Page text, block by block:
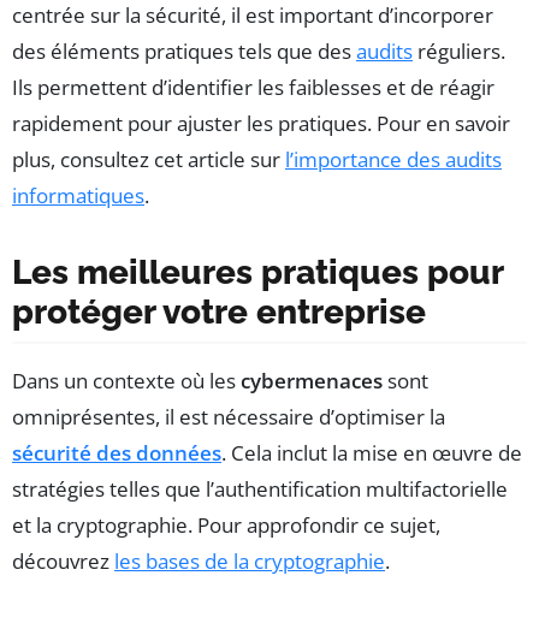
centrée sur la sécurité, il est important d’incorporer
des éléments pratiques tels que desaudits réguliers.
Ils permettent d’identifier les faiblesses et de réagir
rapidement pour ajuster les pratiques. Pour en savoir
plus, consultez cet article sur l’importance des audits
informatiques.
Les meilleures pratiques pour
protéger votre entreprise
Dans un contexte où lescybermenacessont
omniprésentes, il est nécessaire d’optimiser la
sécurité des données. Cela inclut la mise en œuvre de
stratégies telles que l’authentification multifactorielle
et la cryptographie. Pour approfondir ce sujet,
découvrez les bases de la cryptographie.